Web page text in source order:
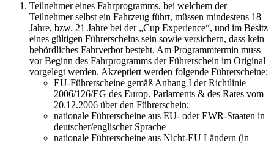
Teilnehmer eines Fahrprogramms, bei welchem der
Teilnehmer selbst ein Fahrzeug führt, müssen mindestens 18
Jahre, bzw. 21 Jahre bei der „Cup Experience“, und im Besitz
eines gültigen Führerscheins sein sowie versichern, dass kein
behördliches Fahrverbot besteht. Am Programmtermin muss
vor Beginn des Fahrprogramms der Führerschein im Original
vorgelegt werden. Akzeptiert werden folgende Führerscheine:
EU-Führerscheine gemäß Anhang I der Richtlinie
2006/126/EG des Europ. Parlaments & des Rates vom
20.12.2006 über den Führerschein;
nationale Führerscheine aus EU- oder EWR-Staaten in
deutscher/englischer Sprache
nationale Führerscheine aus Nicht-EU Ländern (in